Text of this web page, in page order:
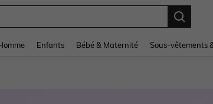
Enfants Bébé & Maternité Sous-vêtements